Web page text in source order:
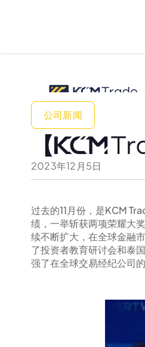
公司新闻
【
2023年12 月5日
过去的11月份，是KCM
绩，一举斩获两项荣耀大
续不断扩大，在全球金融
了投资者教育研讨会和泰
强了在全球交易经纪公司